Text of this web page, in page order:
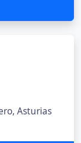
Asturias